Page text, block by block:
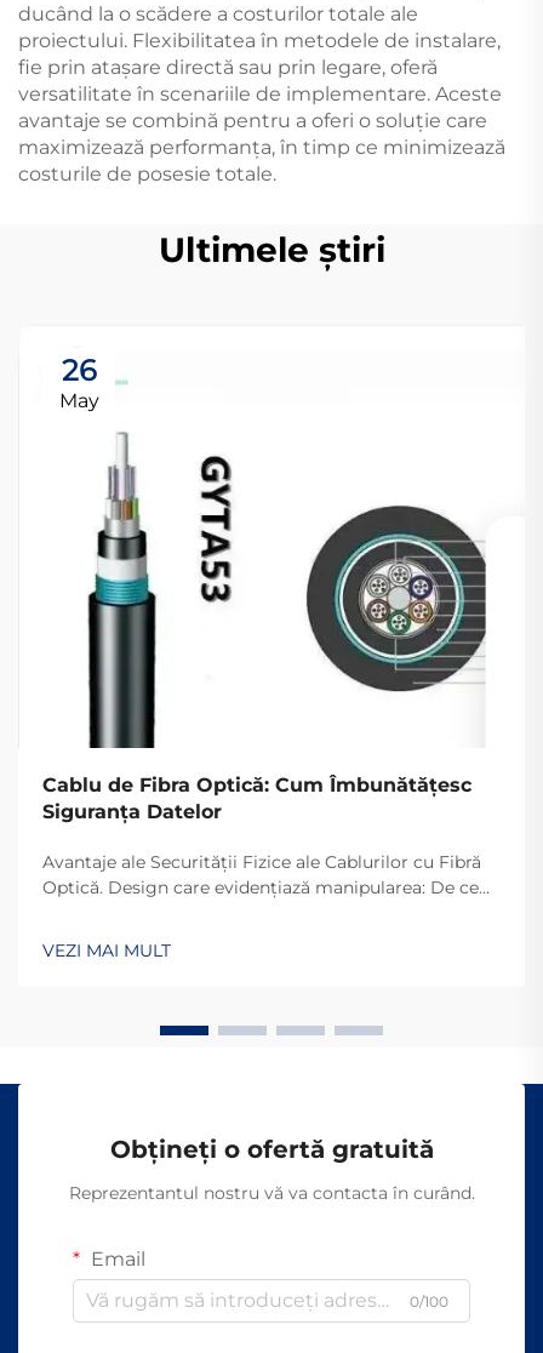
ducând la o scădere a costurilor totale ale
proiectului. Flexibilitatea în metodele de instalare,
fie prin atașare directă sau prin legare, oferă
versatilitate în scenariile de implementare. Aceste
avantaje se combină pentru a oferi o soluție care
maximizează performanța, în timp ce minimizează
costurile de posesie totale.
Ultimele știri
26
May
Cablu de Fibra Optică: Cum Îmbunătățesc
Siguranța Datelor
Avantaje ale Securității Fizice ale Cablurilor cu Fibră
Optică. Design care evidențiază manipularea: De ce
de accesat este acela că ele transmit datele prin
VEZI MAI MULT
Obțineți o ofertă gratuită
Reprezentantul nostru vă va contacta în curând.
Email
0/100